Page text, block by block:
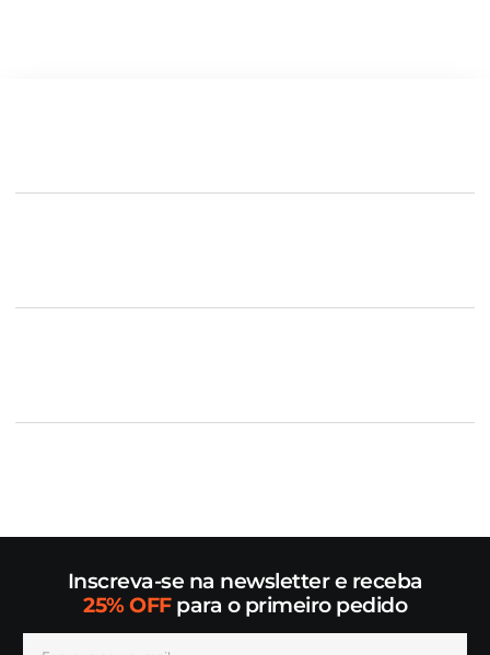
Inscreva-se na newsletter e receba
25% OFFpara o primeiro pedido